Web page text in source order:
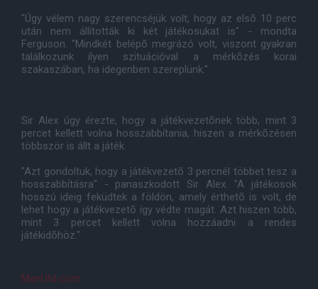
"Úgy vélem nagy szerencséjük volt, hogy az elsõ 10 perc
után nem állították ki két játékosukat is" - mondta
Ferguson. "Mindkét belépõ megrázó volt, viszont gyakran
találkozunk ilyen szituációval a mérkõzés korai
szakaszában, ha idegenben szereplünk."
Sir Alex úgy érezte, hogy a játékvezetõnek több, mint 3
percet kellett volna hosszabbítania, hiszen a mérkõzésen
többször is állt a játék.
"Azt gondoltuk, hogy a játékvezetõ 3 percnél többet tesz a
hosszabbításra" - panaszkodott Sir Alex. "A játékosok
hosszú ideig feküdtek a földön, amely érthetõ is volt, de
lehet hogy a játékvezetõ így védte magát. Azt hiszen több,
mint 3 percet kellett volna hozzáadni a rendes
játékidõhöz."
ManUtd.com